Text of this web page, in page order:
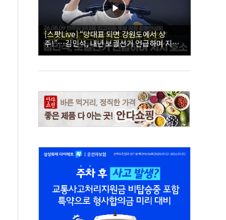
[스팟Live] “당대표 되면 강원도에서 상
주!”…김민석, 내년 보궐선거 언급하며 지지
호소 | 26.08.09 더불어민주당 당대표·최고위